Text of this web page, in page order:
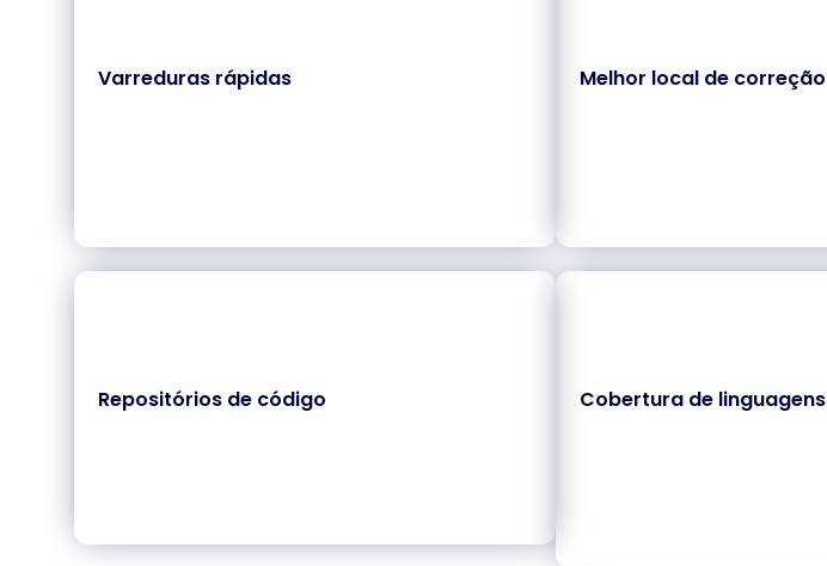
Varreduras rápidas Melhor local de correção
Repositórios de código Cobertura de linguagens